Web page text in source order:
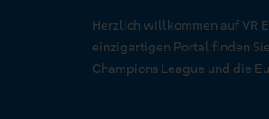
Herzlich willkommen auf VR
einzigartigen Portal finden
Champions League und die